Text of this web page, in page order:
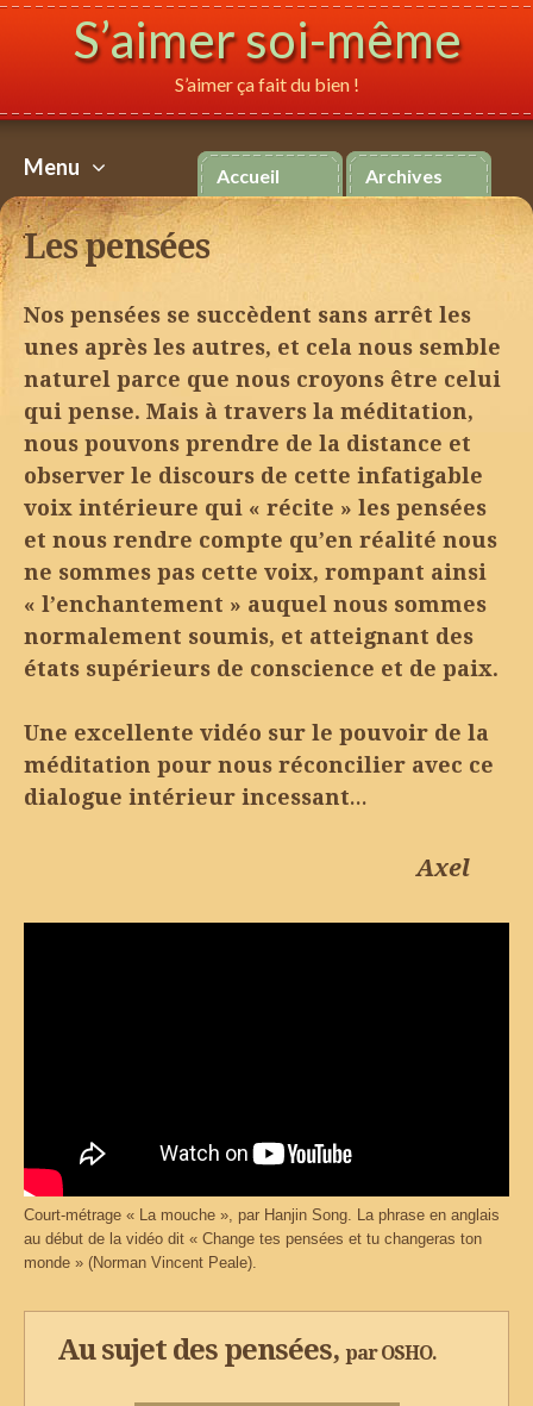
S’aimer soi-même
S’aimer ça fait du bien !
Menu
Aller
au
contenu
Accueil Archives
Español Italiano
Les pensées
Nos pensées se succèdent sans arrêt les
unes après les autres, et cela nous semble
naturel parce que nous croyons être celui
qui pense. Mais à travers la méditation,
nous pouvons prendre de la distance et
observer le discours de cette infatigable
voix intérieure qui « récite » les pensées
et nous rendre compte qu’en réalité nous
ne sommes pas cette voix, rompant ainsi
« l’enchantement » auquel nous sommes
normalement soumis, et atteignant des
états supérieurs de conscience et de paix.
Une excellente vidéo sur le pouvoir de la
méditation pour nous réconcilier avec ce
dialogue intérieur incessant…
Axel
Court-métrage « La mouche », par Hanjin Song. La phrase en anglais
au début de la vidéo dit « Change tes pensées et tu changeras ton
monde » (Norman Vincent Peale).
Au sujet des pensées, par OSHO.